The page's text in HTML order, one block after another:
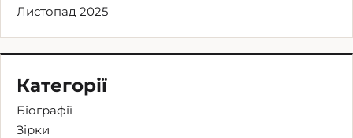
Листопад 2025
Категорії
Біографії
Зірки